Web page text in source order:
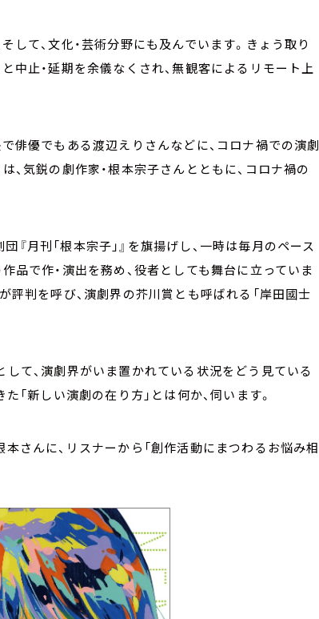
して、文化・芸術分野にも及んでいます。きょう取り
中止・延期を余儀なくされ、無観客によるリモート上
俳優でもある渡辺えりさんなどに、コロナ禍での演劇
、気鋭の劇作家・根本宗子さんとともに、コロナ禍の
『月刊「根本宗子」』を旗揚げし、一時は毎月のペース
品で作・演出を務め、役者としても舞台に立っていま
評判を呼び、演劇界の芥川賞とも呼ばれる「岸田國士
て、演劇界がいま置かれている状況をどう見ている
「新しい演劇の在り方」とは何か、伺います。
さんに、リスナーから「創作活動にまつわるお悩み相